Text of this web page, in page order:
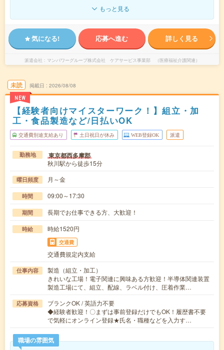
もっと見る
気になる! 応募へ進む 詳しく見る
派遣会社 マンパワーグループ株式会社 ケアサービス事業部 （医療福祉介護関連）
未読
NEW
掲載日 2026/08/08
【経験者向けマイスターワーク！】組立・加
工・食品製造など/日払いOK
交通費別途支給あり 土日祝日が休み WEB登録OK 派遣
勤務地 東京都西多摩郡
秋川駅から徒歩15分
曜日頻度 月～金
時間 09:00～17:30
期間 長期でお仕事できる方、大歓迎！
時給 時給1520円
交通費
交通費規定内支給
仕事内容
製造（組立・加工）
きれいな工場！電子関連に興味ある方歓迎！半導体関連装置
製造工場にて、組立、配線、ラベル付け、圧着作業…
応募資格
ブランクOK / 英語力不要
◆経験者歓迎！〇まずは事前登録だけでもOK！履歴書不要
で気軽にオンライン登録★氏名・職種などを入力す…
職場の雰囲気